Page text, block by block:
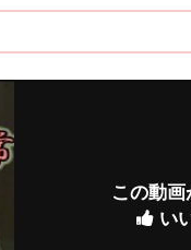
この動
い